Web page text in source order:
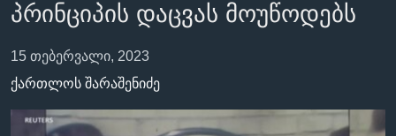
ᲛᲡᲝᲤᲚᲘᲝ
ᲕᲘᲓᲔᲝᲔᲑᲘ
ᲒᲐᲓᲐᲪᲔᲛᲔᲑᲘ
ᲕᲐᲨᲘᲜᲒᲢᲝᲜᲘ ᲓᲦᲔᲡ
ᲡᲮᲕᲐ ᲡᲘᲐᲮᲚᲔᲔᲑᲘ
პრინციპის დაცვას მოუწოდებს
15 თებერვალი, 2023
ქართლოს შარაშენიძე